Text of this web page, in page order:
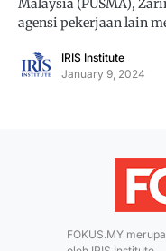
Malaysia (PUSMA),
agensi pekerjaan lain
IRIS Institute
January 9, 2024
FOKUS.MY